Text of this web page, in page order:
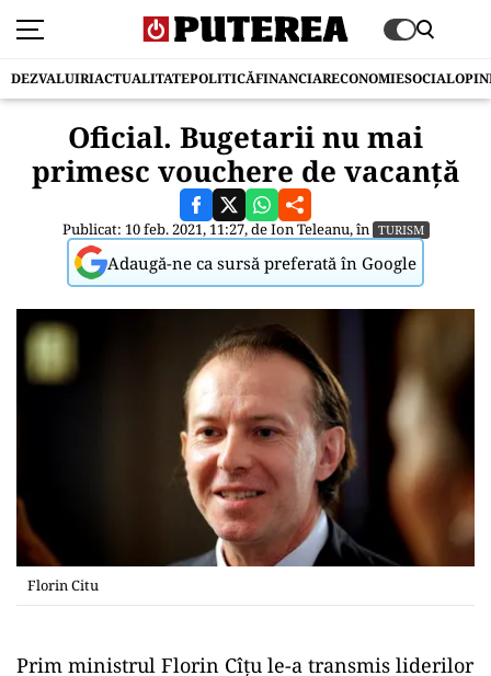
DEZVALUIRIACTUALITATEPOLITICĂFINANCIARECONOMIESOCIAL
Oficial. Bugetarii nu mai
primesc vouchere de vacanță
Publicat: 10 feb. 2021, 11:27, deIon Teleanu, în TURISM
Adaugă-ne ca sursă preferată în Google
Florin Citu
Prim ministrul Florin Cîțu le-a transmis liderilor